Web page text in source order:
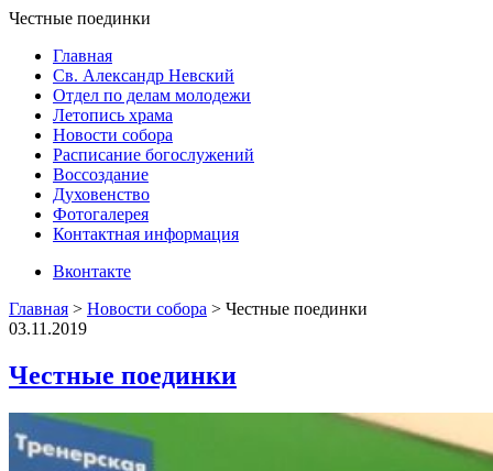
Честные поединки
Главная
Св. Александр Невский
Отдел по делам молодежи
Летопись храма
Новости собора
Расписание богослужений
Воссоздание
Духовенство
Фотогалерея
Контактная информация
Вконтакте
Главная > Новости собора > Честные поединки
03.11.2019
Честные поединки